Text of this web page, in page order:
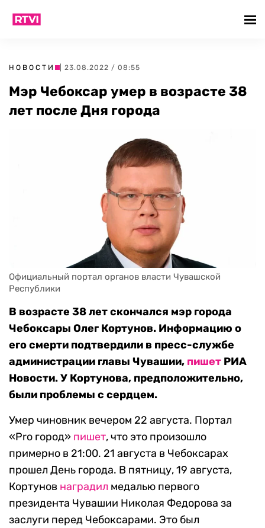
НОВОСТИ | 23.08.2022 / 08:55
Мэр Чебоксар умер в возрасте 38
лет после Дня города
Официальный портал органов власти Чувашской
Республики
В возрасте 38 лет скончался мэр города
Чебоксары Олег Кортунов. Информацию о
его смерти подтвердили в пресс-службе
администрации главы Чувашии, пишет РИА
Новости. У Кортунова, предположительно,
были проблемы с сердцем.
Умер чиновник вечером 22 августа. Портал
«Pro город» пишет, что это произошло
примерно в 21:00. 21 августа в Чебоксарах
прошел День города. В пятницу, 19 августа,
Кортунов наградил медалью первого
президента Чувашии Николая Федорова за
заслуги перед Чебоксарами. Это был